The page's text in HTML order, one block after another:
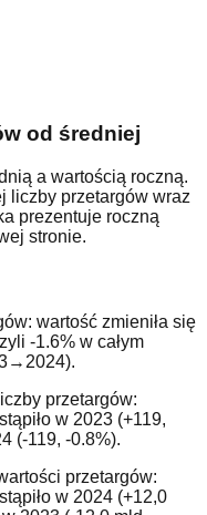
od średniej
a wartością roczną.
liczby przetargów wraz
prezentuje roczną
stronie.
wartość zmieniła się
-1.6% w całym
przetargów:
w 2023 (+119,
(-119, -0.8%).
przetargów:
w 2024 (+12,0